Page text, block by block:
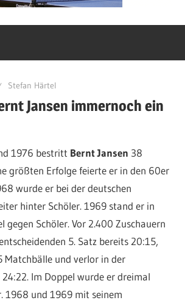
Stefan Härtel
Jansen immernoch ein
1976 bestritt Bernt Jansen 38
größten Erfolge feierte er in den 60er
wurde er bei der deutschen
hinter Schöler. 1969 stand er in
gegen Schöler. Vor 2.400 Zuschauern
5. Satz bereits 20:15,
Matchbälle und verlor in der
Im Doppel wurde er dreimal
1968 und 1969 mit seinem